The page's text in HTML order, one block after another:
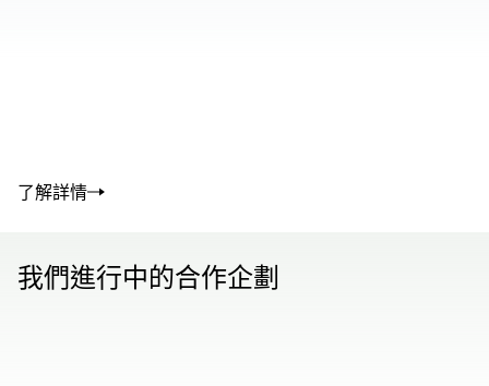
了解詳情
我們進行中的合作企劃